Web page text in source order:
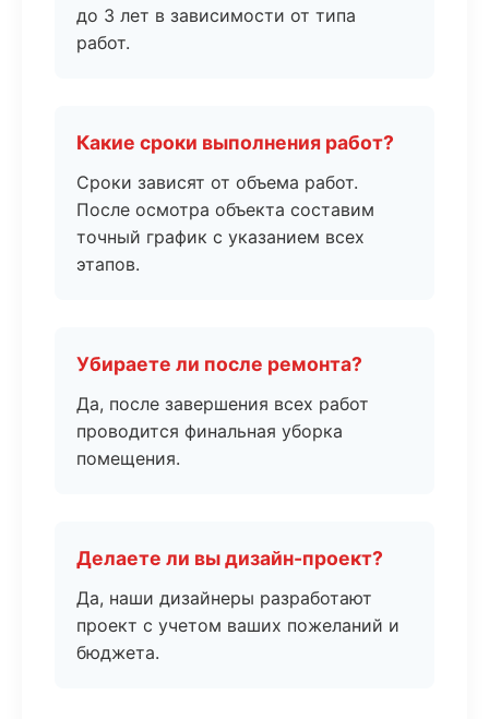
до 3 лет в зависимости от типа
работ.
Какие сроки выполнения работ?
Сроки зависят от объема работ.
После осмотра объекта составим
точный график с указанием всех
этапов.
Убираете ли после ремонта?
Да, после завершения всех работ
проводится финальная уборка
помещения.
Делаете ли вы дизайн-проект?
Да, наши дизайнеры разработают
проект с учетом ваших пожеланий и
бюджета.